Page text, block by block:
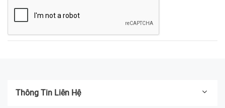
Thông Tin Liên Hệ